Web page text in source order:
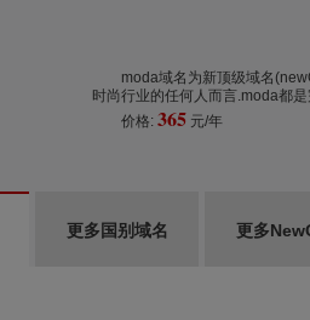
moda域名为新顶级域名
时尚行业的任何人而言.moda都
价格: 365 元/年
更多国别域名 更多